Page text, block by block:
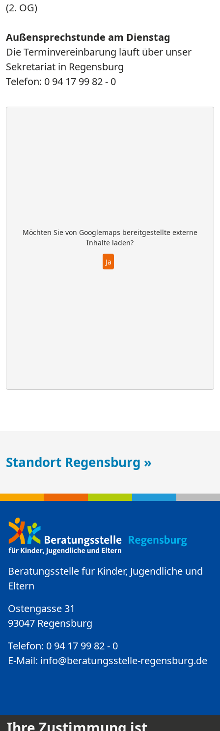
(2. OG)
Außensprechstunde am Dienstag​​​​​​​
​​​​​​​Die Terminvereinbarung läuft über unser
Sekretariat in Regensburg
Telefon: 0 94 17 99 82 - 0
Möchten Sie von Googlemaps bereitgestellte externe
Inhalte laden?
Ja
Standort Regensburg »
Beratungsstelle für Kinder, Jugendliche und
Eltern
Ostengasse 31
93047 Regensburg
Telefon: 0 94 17 99 82 - 0
E-Mail: info@beratungsstelle-regensburg.de